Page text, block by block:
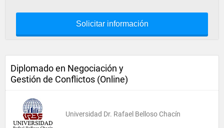
Solicitar información
Diplomado en Negociación y
Gestión de Conflictos (Online)
Universidad Dr. Rafael Belloso Chacín